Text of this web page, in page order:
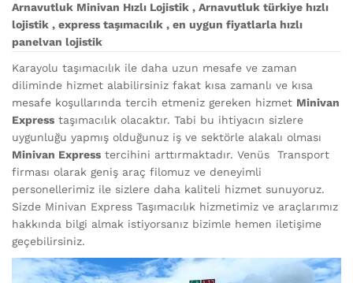
Arnavutluk Minivan Hızlı Lojistik , Arnavutluk türkiye hızlı
lojistik , express taşımacılık , en uygun fiyatlarla hızlı
panelvan lojistik
Karayolu taşımacılık ile daha uzun mesafe ve zaman
diliminde hizmet alabilirsiniz fakat kısa zamanlı ve kısa
mesafe koşullarında tercih etmeniz gereken hizmet Minivan
Express taşımacılık olacaktır. Tabi bu ihtiyacın sizlere
uygunluğu yapmış olduğunuz iş ve sektörle alakalı olması
Minivan Express tercihini arttırmaktadır. Venüs Transport
firması olarak geniş araç filomuz ve deneyimli
personellerimiz ile sizlere daha kaliteli hizmet sunuyoruz.
Sizde Minivan Express Taşımacılık hizmetimiz ve araçlarımız
hakkında bilgi almak istiyorsanız bizimle hemen iletişime
geçebilirsiniz.